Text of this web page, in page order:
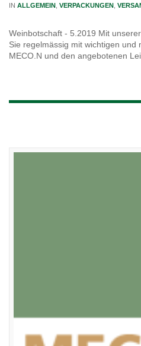
IN ALLGEMEIN VERPACKUNGEN
Weinbotschaft - 5.2019 Mit
Sie regelmässig mit wichtigen und
MECO.N und den angebotenen